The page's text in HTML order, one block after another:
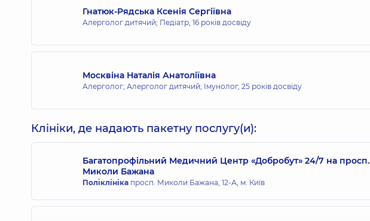
Гнатюк-Рядська Ксенія Сергіївна
Алерголог дитячий; Педіатр, 16 років досвіду
Москвіна Наталія Анатоліївна
Алерголог; Алерголог дитячий; Імунолог, 25 років досвіду
Клініки, де надають пакетну послугу(и):
Багатопрофільний Медичний Центр «Добробут» 24/7 на просп.
Миколи Бажана
Поліклініка просп. Миколи Бажана, 12-А, м. Київ